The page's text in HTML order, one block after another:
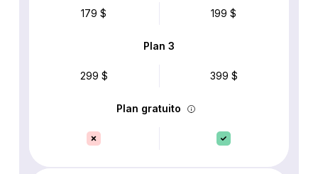
179 $ 199 $
Plan 3
299 $ 399 $
Plan gratuito